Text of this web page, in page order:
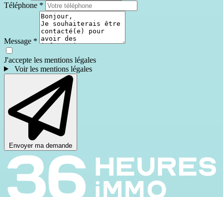
Téléphone *
Message *
J'accepte les mentions légales
Voir les mentions légales
Envoyer ma demande